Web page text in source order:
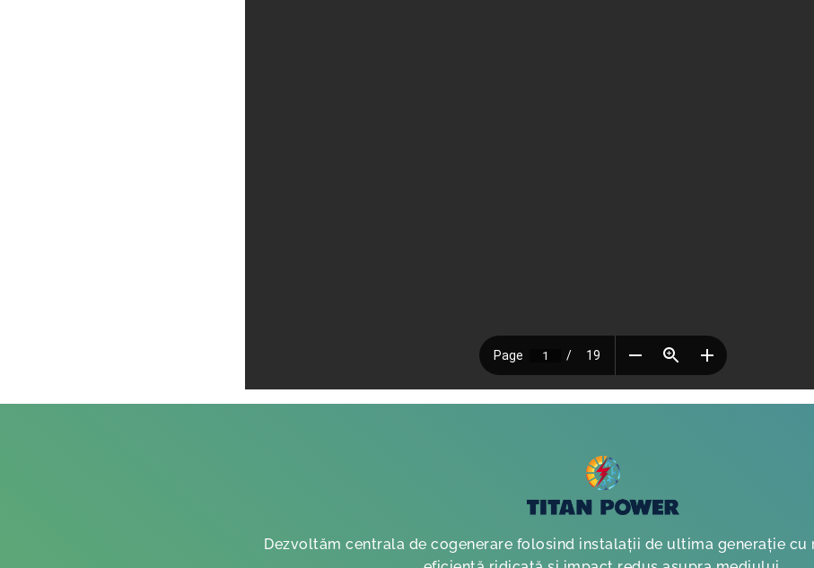
Dezvoltăm centrala de cogenerare folosind instalații de ultima generație cu